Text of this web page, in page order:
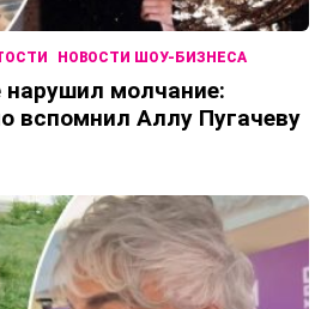
НОВОСТИ ШОУ-БИЗНЕСА
нарушил молчание:
вспомнил Аллу Пугачеву